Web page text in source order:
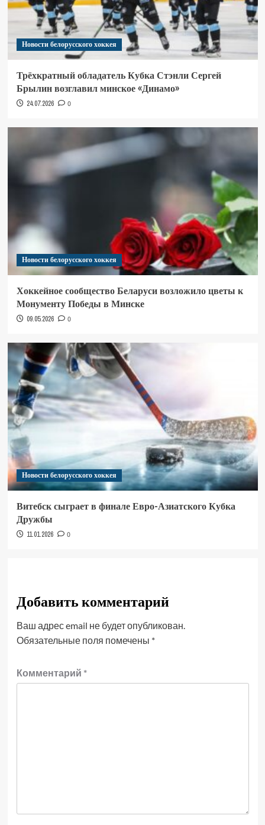
Новости белорусского хоккея
Трёхкратный обладатель Кубка Стэнли Сергей
Брылин возглавил минское «Динамо»
24.07.2026 0
Новости белорусского хоккея
Хоккейное сообщество Беларуси возложило цветы к
Монументу Победы в Минске
09.05.2026 0
Новости белорусского хоккея
Витебск сыграет в финале Евро-Азиатского Кубка
Дружбы
11.01.2026 0
Добавить комментарий
Ваш адрес email не будет опубликован.
Обязательные поля помечены *
Комментарий *